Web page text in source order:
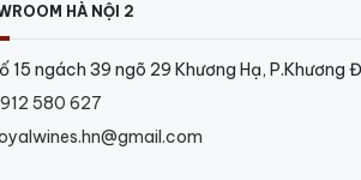
HÀ NỘI 2
15 ngách 39 ngõ 29 Khương Hạ, P.Khương
580 627